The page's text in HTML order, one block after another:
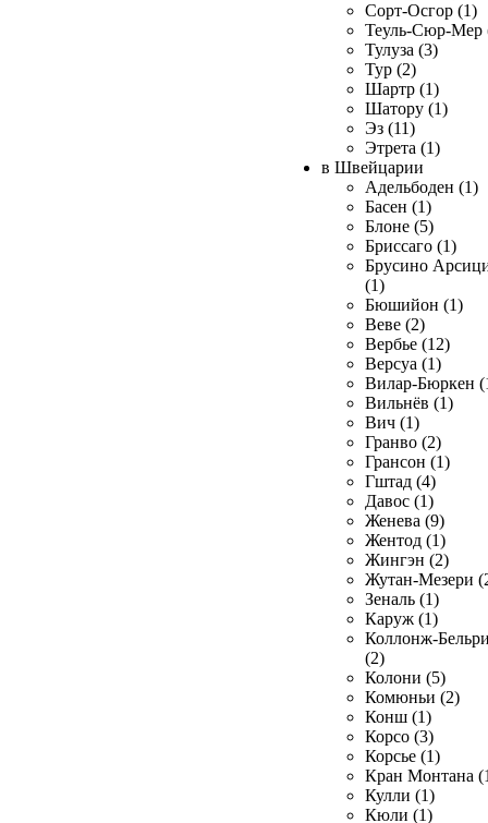
Сорт-Осгор (1)
Теуль-Сюр-Мер
Тулуза (3)
Тур (2)
Шартр (1)
Шатору (1)
Эз (11)
Этрета (1)
в Швейцарии
Адельбоден (1)
Басен (1)
Блоне (5)
Бриссаго (1)
Брусино
(1)
Бюшийон (1)
Веве (2)
Вербье (12)
Версуа (1)
Вилар-Бюркен
Вильнёв (1)
Вич (1)
Гранво (2)
Грансон (1)
Гштад (4)
Давос (1)
Женева (9)
Жентод (1)
Жингэн (2)
Жутан-Мезери
Зеналь (1)
Каруж (1)
Коллонж-
(2)
Колони (5)
Комюньи (2)
Конш (1)
Корсо (3)
Корсье (1)
Кран Монтана
Кулли (1)
Кюли (1)